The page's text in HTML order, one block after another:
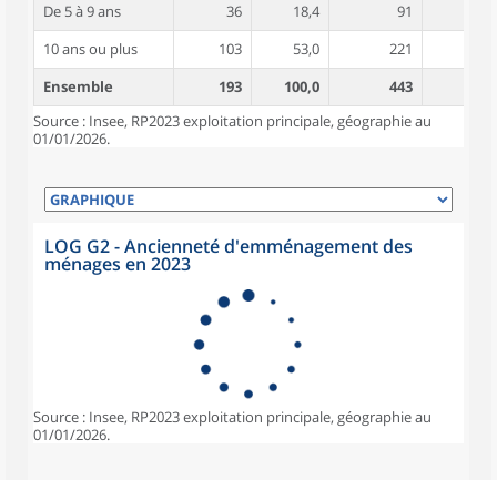
De 5 à 9 ans
36 18,4 91
10 ans ou plus
103 53,0 221
Ensemble
193 100,0 443
Source : Insee, RP2023 exploitation principale, géographie au
01/01/2026.
LOG G2 - Ancienneté d'emménagement des
ménages en 2023
Source : Insee, RP2023 exploitation principale, géographie au
01/01/2026.